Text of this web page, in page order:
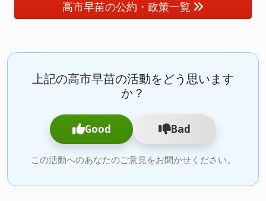
高市早苗の公約・政策一覧
上記の高市早苗の活動をどう思います
か？
Good Bad
この活動へのあなたのご意見をお聞かせください。